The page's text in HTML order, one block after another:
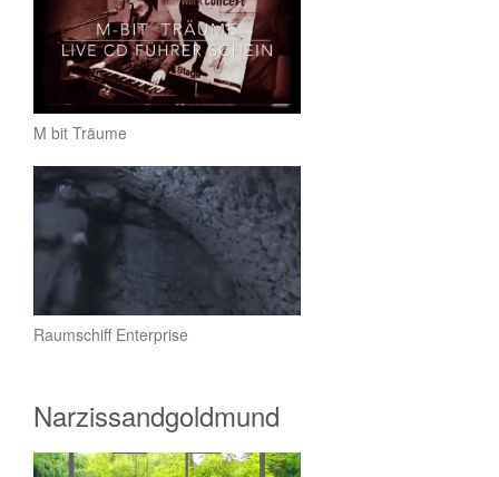
M bit Träume
Raumschiff Enterprise
Narzissandgoldmund